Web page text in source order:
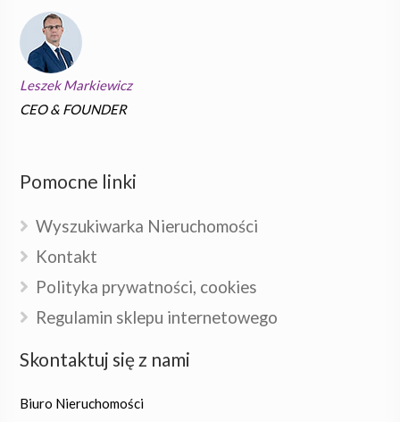
Leszek Markiewicz
CEO & FOUNDER
Pomocne linki
Wyszukiwarka Nieruchomości
Kontakt
Polityka prywatności, cookies
Regulamin sklepu internetowego
Skontaktuj się z nami
Biuro Nieruchomości